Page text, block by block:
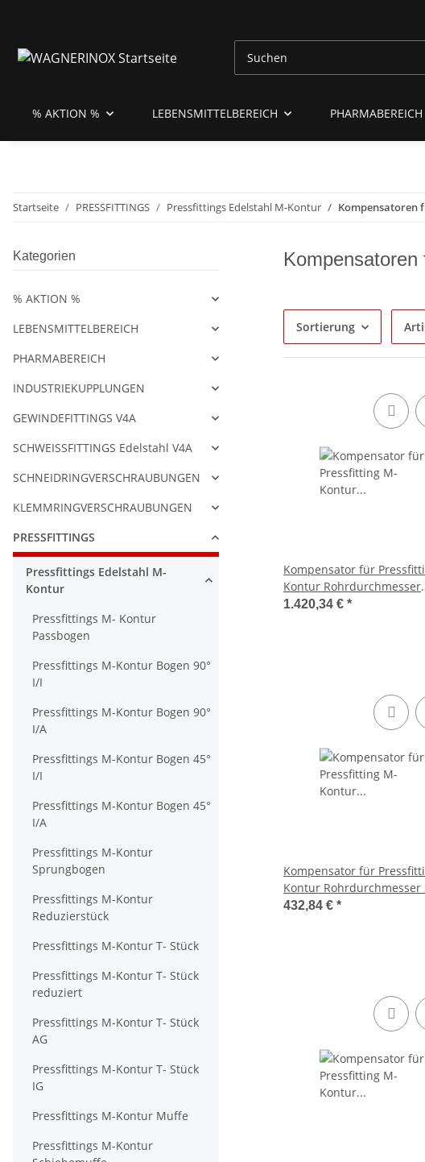
% AKTION % LEBENSMITTELBEREICH PHARMABEREICH
Startseite PRESSFITTINGS Pressfittings Edelstahl M-Kontur Kompensatoren
Sortierung
Kompensator für
Kontur Rohrdurchmesser
1.420,34 € *
Kompensator für
Kontur Rohrdurchmesser
432,84 € *
Kategorien
% AKTION %
LEBENSMITTELBEREICH
PHARMABEREICH
INDUSTRIEKUPPLUNGEN
GEWINDEFITTINGS V4A
SCHWEISSFITTINGS Edelstahl V4A
SCHNEIDRINGVERSCHRAUBUNGEN
KLEMMRINGVERSCHRAUBUNGEN
PRESSFITTINGS
Pressfittings Edelstahl M-
Kontur
Pressfittings M- Kontur
Passbogen
Pressfittings M-Kontur Bogen 90°
I/I
Pressfittings M-Kontur Bogen 90°
I/A
Pressfittings M-Kontur Bogen 45°
I/I
Pressfittings M-Kontur Bogen 45°
I/A
Pressfittings M-Kontur
Sprungbogen
Pressfittings M-Kontur
Reduzierstück
Pressfittings M-Kontur T- Stück
Pressfittings M-Kontur T- Stück
reduziert
Pressfittings M-Kontur T- Stück
AG
Pressfittings M-Kontur T- Stück
IG
Pressfittings M-Kontur Muffe
Pressfittings M-Kontur